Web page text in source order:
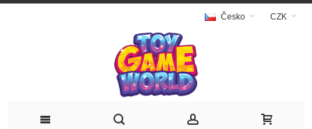
CZK
Česko